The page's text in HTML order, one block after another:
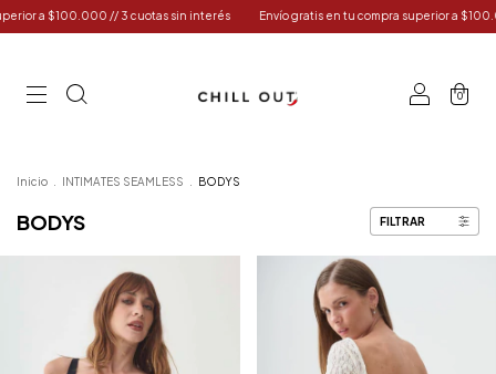
a $100.000 // 3 cuotas sin interés Envío gratis en tu compra superior a
0
Inicio INTIMATES SEAMLESS BODYS
BODYS FILTRAR